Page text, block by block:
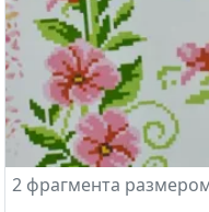
2 фрагмента